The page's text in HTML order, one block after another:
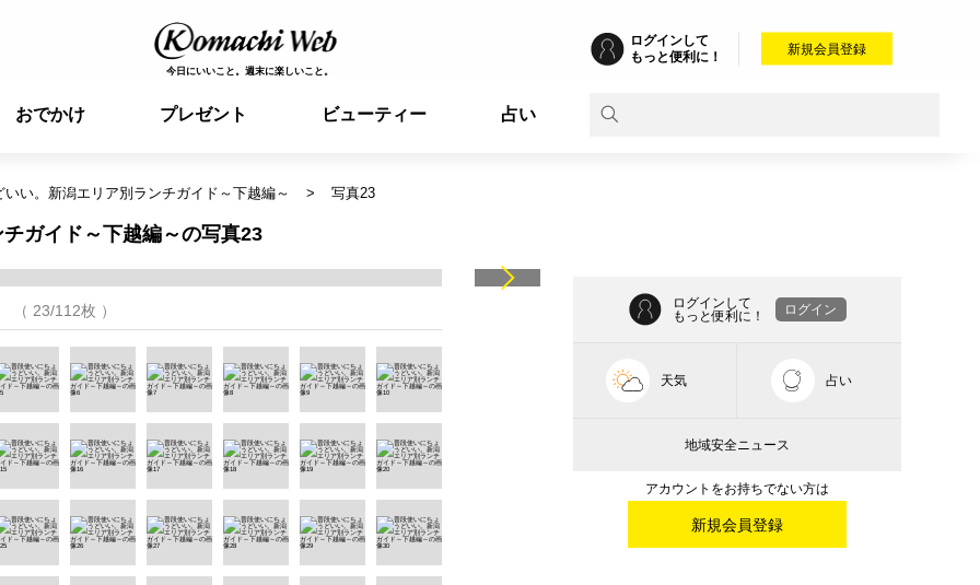
今日にいいこと。週末に楽しいこと。
ログインして
もっと便利に！
新規会員登録
おでかけ プレゼント ビューティー 占い
い。新潟エリア別ランチガイド～下越編～ 写真23
ガイド～下越編～の写真23
（ 23/112枚 ）
ログインして
もっと便利に！
ログイン
天気 占い
地域安全ニュース
アカウントをお持ちでない方は
新規会員登録